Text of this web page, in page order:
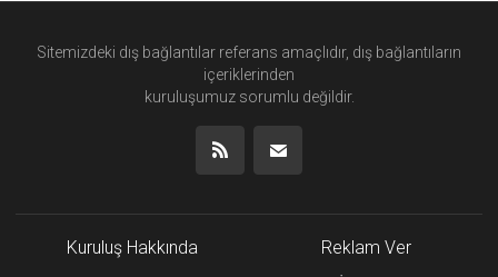
Sitemizdeki dış bağlantılar referans amaçlıdır, dış bağlantıların
içeriklerinden
kuruluşumuz sorumlu değildir.
Kuruluş Hakkında
Reklam Ver